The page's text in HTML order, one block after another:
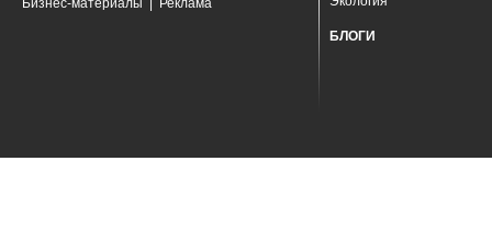
Бизнес-материалы Реклама
БЛОГИ